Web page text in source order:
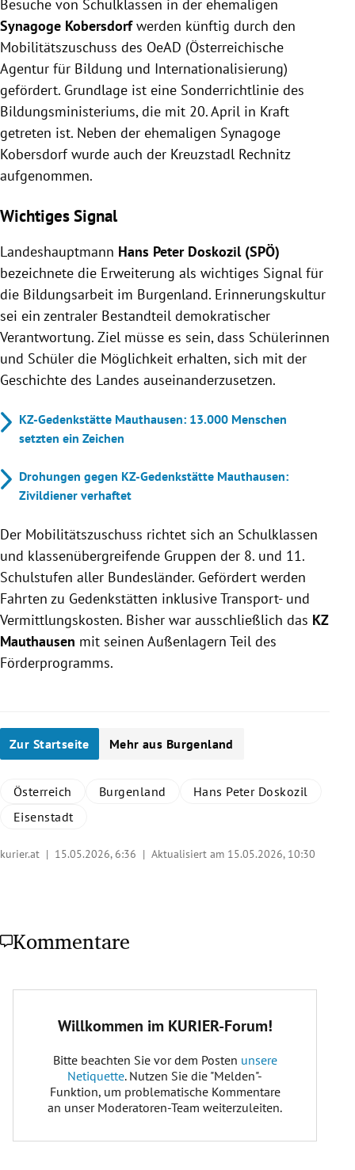
Synagoge Kobersdorf und im Kreuzstadl Rechnitz.
Die Erweiterung des Förderprogramms gilt für
Schulklassen der 8. und 11. Schulstufen aller
Bundesländer und umfasst Transport- sowie
Vermittlungskosten.
Landeshauptmann Doskozil betont die Bedeutung
der Erinnerungskultur und sieht die Maßnahme als
wichtiges Signal für die Bildungsarbeit im
Burgenland.
Besuche von Schulklassen in der ehemaligen
Synagoge Kobersdorfwerden künftig durch den
Mobilitätszuschuss des OeAD (Österreichische
Agentur für Bildung und Internationalisierung)
gefördert. Grundlage ist eine Sonderrichtlinie des
Bildungsministeriums, die mit 20. April in Kraft
getreten ist. Neben der ehemaligen Synagoge
Kobersdorf wurde auch der Kreuzstadl Rechnitz
aufgenommen.
Wichtiges Signal
Landeshauptmann Hans Peter Doskozil (SPÖ)
bezeichnete die Erweiterung als wichtiges Signal für
die Bildungsarbeit im Burgenland. Erinnerungskultur
sei ein zentraler Bestandteil demokratischer
Verantwortung. Ziel müsse es sein, dass Schülerinnen
und Schüler die Möglichkeit erhalten, sich mit der
Geschichte des Landes auseinanderzusetzen.
KZ-Gedenkstätte Mauthausen: 13.000 Menschen
setzten ein Zeichen
Drohungen gegen KZ-Gedenkstätte Mauthausen:
Zivildiener verhaftet
Der Mobilitätszuschuss richtet sich an Schulklassen
und klassenübergreifende Gruppen der 8. und 11.
Schulstufen aller Bundesländer. Gefördert werden
Fahrten zu Gedenkstätten inklusive Transport- und
Vermittlungskosten. Bisher war ausschließlich das KZ
Mauthausen mit seinen Außenlagern Teil des
Förderprogramms.
Zur Startseite Mehr aus Burgenland
Österreich Burgenland
Hans Peter Doskozil
Eisenstadt
kurier.at | 15.05.2026, 6:36 | Aktualisiert am 15.05.2026, 10:30
Kommentare